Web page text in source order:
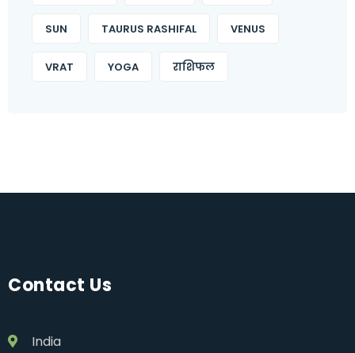
SUN TAURUS RASHIFAL VENUS
VRAT YOGA राशिफल
Contact Us
India